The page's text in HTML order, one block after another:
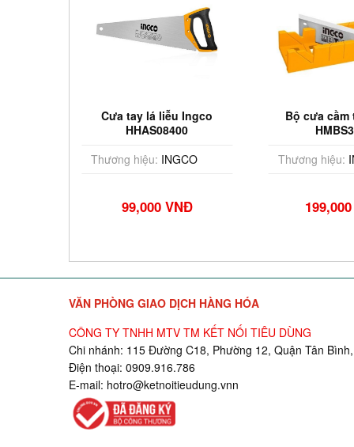
Cưa tay lá liễu Ingco
HHAS08400
Thương hiệu: INGCO
99,000 VNĐ
Bộ cưa cầm
Thương hiệu:
VĂN PHÒNG GIAO DỊCH HÀNG HÓA
CÔNG TY TNHH MTV TM KẾT NỐI TIÊU DÙNG
Chi nhánh: 115 Đường C18, Phường 12, Quận Tân
Điện thoại: 0909.916.786
E-mail: hotro@ketnoitieudung.vnn